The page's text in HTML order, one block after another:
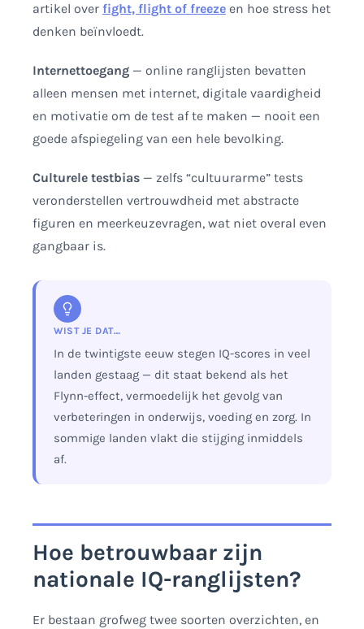
artikel over fight, flight of freeze en hoe stress het
denken beïnvloedt.
Internettoegang — online ranglijsten bevatten
alleen mensen met internet, digitale vaardigheid
en motivatie om de test af te maken — nooit een
goede afspiegeling van een hele bevolking.
Culturele testbias — zelfs “cultuurarme” tests
veronderstellen vertrouwdheid met abstracte
figuren en meerkeuzevragen, wat niet overal even
gangbaar is.
WIST JE DAT…
In de twintigste eeuw stegen IQ-scores in veel
landen gestaag — dit staat bekend als het
Flynn-effect, vermoedelijk het gevolg van
verbeteringen in onderwijs, voeding en zorg. In
sommige landen vlakt die stijging inmiddels
af.
Hoe betrouwbaar zijn
nationale IQ-ranglijsten?
Er bestaan grofweg twee soorten overzichten, en